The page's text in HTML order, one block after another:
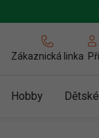
Zákaznická linka
Hobby